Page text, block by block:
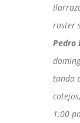
roster
Pedro
tanda
1:00